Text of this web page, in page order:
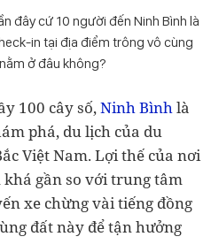
đây cứ 10 người đến Ninh Bình là
in tại địa điểm trông vô cùng
ở đâu không?
100 cây số,Ninh Bìnhlà
phá, du lịch của du
Việt Nam. Lợi thế của nơi
gần so với trung tâm
xe chừng vài tiếng đồng
đất này để tận hưởng